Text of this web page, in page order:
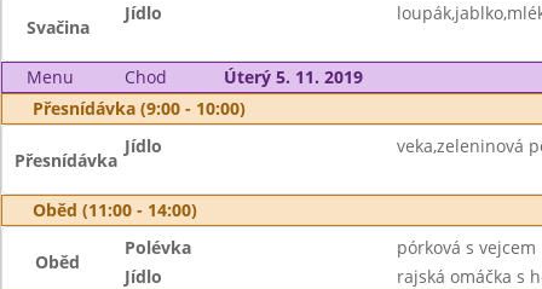
Svačina
Jídlo
Menu Chod
Úterý 5. 11. 2019
Přesnídávka (9:00 - 10:00)
Přesnídávka
Jídlo veka,zeleninová
Oběd (11:00 - 14:00)
Oběd
Polévka
pórková s vejcem
Jídlo
rajská omáčka s